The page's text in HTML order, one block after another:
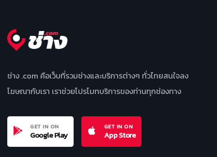
ช่าง .com คือเว็บที่รวมช่างและบริการต่างๆ ทั่วไทยสนใจลง
โฆษณากับเรา เราช่วยโปรโมทบริการของท่านทุกช่องทาง
GET IN ON
Google Play
GET IN ON
App Store